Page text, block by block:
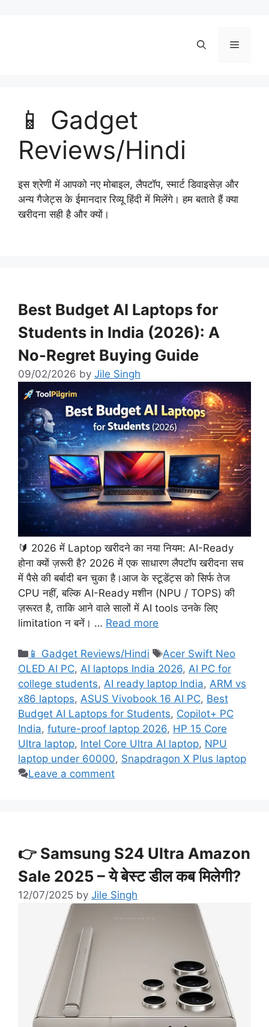
Menu
📱 Gadget
Reviews/Hindi
इस श्रेणी में आपको नए मोबाइल, लैपटॉप, स्मार्ट डिवाइसेज़ और
अन्य गैजेट्स के ईमानदार रिव्यू हिंदी में मिलेंगे। हम बताते हैं क्या
खरीदना सही है और क्यों।
Best Budget AI Laptops for
Students in India (2026): A
No-Regret Buying Guide
09/02/2026 by Jile Singh
🔰 2026 में Laptop खरीदने का नया नियम: AI-Ready
होना क्यों ज़रूरी है? 2026 में एक साधारण लैपटॉप खरीदना सच
में पैसे की बर्बादी बन चुका है।आज के स्टूडेंट्स को सिर्फ तेज
CPU नहीं, बल्कि AI-Ready मशीन (NPU / TOPS) की
ज़रूरत है, ताकि आने वाले सालों में AI tools उनके लिए
limitation न बनें। … Read more
Categories
📱 Gadget Reviews/Hindi Tags
Acer Swift Neo
OLED AI PC, AI laptops India 2026, AI PC for
college students, AI ready laptop India, ARM vs
x86 laptops, ASUS Vivobook 16 AI PC, Best
Budget AI Laptops for Students, Copilot+ PC
India, future-proof laptop 2026, HP 15 Core
Ultra laptop, Intel Core Ultra AI laptop, NPU
laptop under 60000, Snapdragon X Plus laptop
Leave a comment
👉 Samsung S24 Ultra Amazon
Sale 2025 – ये बेस्ट डील कब मिलेगी?
12/07/2025 by Jile Singh